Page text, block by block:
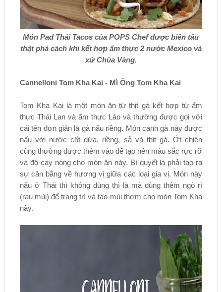
Món Pad Thái Tacos của POPS Chef được biến tấu
thật phá cách khi kết hợp ẩm thực 2 nước Mexico và
xứ Chùa Vàng.
Cannelloni Tom Kha Kai - Mì Ống Tom Kha Kai
Tom Kha Kai là một món ăn từ thịt gà kết hợp từ ẩm
thực Thái Lan và ẩm thực Lào và thường được gọi với
cái tên đơn giản là gà nấu riềng. Món canh gà này được
nấu với nước cốt dừa, riềng, sả và thịt gà. Ớt chiên
cũng thường được thêm vào để tạo nên màu sắc rực rỡ
và độ cay nóng cho món ăn này. Bí quyết là phải tạo ra
sự cân bằng về hương vị giữa các loại gia vị. Món này
nấu ở Thái thì không dùng thì là mà dùng thêm ngò rí
(rau mùi) để trang trí và tạo mùi thơm cho món Tom Kha
này.